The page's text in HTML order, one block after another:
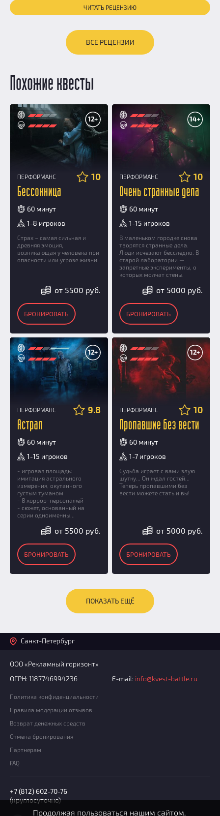
ЧИТАТЬ РЕЦЕНЗИЮ
ВСЕ РЕЦЕНЗИИ
Похожие квесты
12+
ПЕРФОРМАНС 10
Бессонница
60 минут
1-8 игроков
Страх – самая сильная и
древняя эмоция,
возникающая у человека при
опасности или угрозе жизни.
от 5500 руб.
БРОНИРОВАТЬ
14+
ПЕРФОРМАНС 10
Очень странные дела
60 минут
1-15 игроков
В маленьком городке снова
творятся странные дела.
Люди исчезают бесследно. В
старой лаборатории —
запретные эксперименты, о
которых молчат стены.
от 5000 руб.
БРОНИРОВАТЬ
12+
ПЕРФОРМАНС 9.8
Астрал
60 минут
1-15 игроков
- игровая площадь:
имитация астрального
измерения, окутанного
густым туманом
- 8 хоррор-персонажей
- сюжет, основанный на
серии одноименны...
от 5500 руб.
БРОНИРОВАТЬ
12+
ПЕРФОРМАНС 10
Пропавшие без вести
60 минут
1-7 игроков
Судьба играет с вами злую
шутку... Он ждал гостей...
Теперь пропавшими без
вести можете стать и вы!
от 5000 руб.
БРОНИРОВАТЬ
ПОКАЗАТЬ ЕЩЁ
Санкт-Петербург
ООО «Рекламный горизонт»
ОГРН: 1187746994236
E-mail: info@kvest-battle.ru
Политика конфиденциальности
Правила модерации отзывов
Возврат денежных средств
Отмена бронирования
Партнерам
FAQ
+7 (812) 602-70-76
(круглосуточно)
Продолжая пользоваться нашим сайтом,